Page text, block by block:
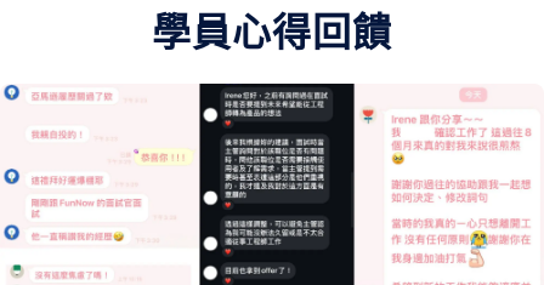
學員心得回饋